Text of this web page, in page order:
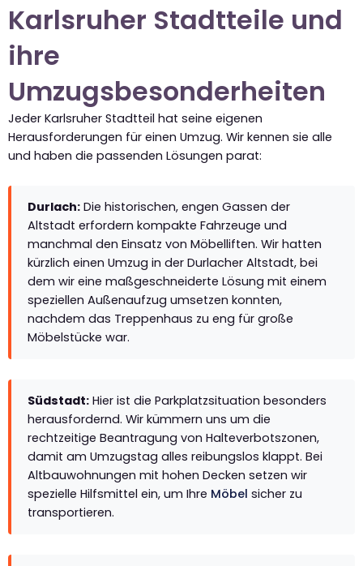
Karlsruher Stadtteile und
ihre
Umzugsbesonderheiten
Jeder Karlsruher Stadtteil hat seine eigenen
Herausforderungen für einen Umzug. Wir kennen sie alle
und haben die passenden Lösungen parat:
Durlach: Die historischen, engen Gassen der
Altstadt erfordern kompakte Fahrzeuge und
manchmal den Einsatz von Möbelliften. Wir hatten
kürzlich einen Umzug in der Durlacher Altstadt, bei
dem wir eine maßgeschneiderte Lösung mit einem
speziellen Außenaufzug umsetzen konnten,
nachdem das Treppenhaus zu eng für große
Möbelstücke war.
Südstadt: Hier ist die Parkplatzsituation besonders
herausfordernd. Wir kümmern uns um die
rechtzeitige Beantragung von Halteverbotszonen,
damit am Umzugstag alles reibungslos klappt. Bei
Altbauwohnungen mit hohen Decken setzen wir
spezielle Hilfsmittel ein, um Ihre Möbel sicher zu
transportieren.